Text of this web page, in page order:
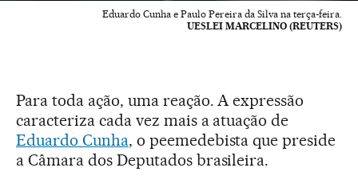
Eduardo Cunha e Paulo Pereira da Silva na terça-feira.
UESLEI MARCELINO (REUTERS)
Para toda ação, uma reação. A expressão
caracteriza cada vez mais a atuação de
Eduardo Cunha, o peemedebista que preside
a Câmara dos Deputados brasileira.